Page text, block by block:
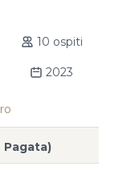
10 ospiti
2023
Pagata)